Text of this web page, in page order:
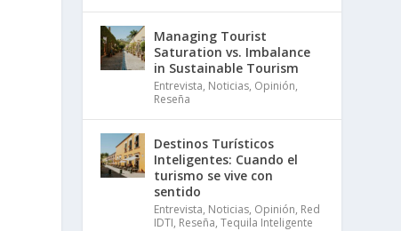
Managing Tourist
Saturation vs. Imbalance
in Sustainable Tourism
Entrevista, Noticias, Opinión,
Reseña
Destinos Turísticos
Inteligentes: Cuando el
turismo se vive con
sentido
Entrevista, Noticias, Opinión, Red
IDTI, Reseña,Tequila Inteligente